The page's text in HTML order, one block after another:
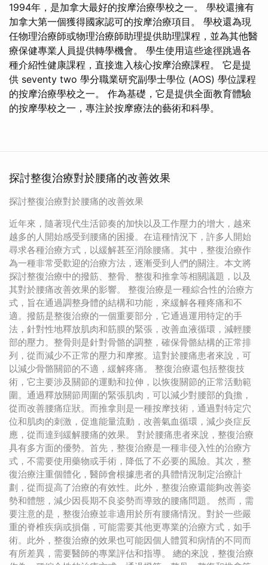
1994年，是加拿大最好的按摩治療學校之一。 學校還擁有
加拿大第一個獲得國家認可的按摩治療項目。 學校還為現
任物理治療師或物理治療師助理提供助理課程，並為其他醫
療保健專業人員提供轉學機會。 學生使用這些途徑跳過各
種介紹性健康課程，直接進入核心按摩治療課程。 它是提
供 seventy two 學分職業研究副學士學位 (AOS) 學位課程
的按摩治療學校之一。 作為基礎，它是提供全面教育體驗
的按摩學校之一，專注於按摩療法的藝術和科學。
探討整復治療對於腰痛的改善效果
探討整復治療對於腰痛的改善效果
近年來，隨著現代生活節奏的加快以及工作壓力的增大，越來
越多的人開始感受到腰痛的困擾。在這種情況下，許多人開始
尋求各種治療方式，以緩解甚至消除腰痛。其中，整復治療作
為一種非常受歡迎的治療方法，逐漸受到人們的關注。本文將
探討整復治療中的撥筋、整骨、整復和推拿等相關議題，以及
其對於腰痛改善效果的影響。 整復治療是一種綜合性的治療方
式，旨在通過調整身體的結構和功能，來緩解各種疼痛和不
適。撥筋是整復治療的一個重要部分，它通過運用特定的手
法，針對性地釋放肌肉和筋膜的緊張，改善血液循環，減輕腰
部的壓力。整骨則是針對骨骼的調整，確保骨骼結構的正常排
列，從而減少不正常的壓力和摩擦。這對於腰痛患者來說，可
以減少骨骼關節的不適，緩解疼痛。 整復治療還包括整復技
術，它主要涉及關節的運動和拉伸，以恢復關節的正常活動範
圍。通過釋放關節周圍的緊張肌肉，可以減少對腰部的負擔，
從而改善腰痛症狀。而推拿則是一種按摩技術，通過對特定穴
位和肌肉的刺激，促進能量流動，改善氣血循環，減少炎症反
應，從而達到緩解腰痛的效果。 對於腰痛患者來說，整復治療
具有多方面的優勢。首先，整復治療是一種非侵入性的治療方
式，不需要使用藥物或手術，降低了不必要的風險。其次，整
復治療注重個體化，醫師會根據患者的具體情況制定治療計
劃，從而提高了治療的有效性。此外，整復治療還能夠改善姿
勢和體態，減少因長期不良姿勢而導致的腰痛問題。 然而，需
要注意的是，整復治療並非適用於所有腰痛情況。對於一些嚴
重的脊椎疾病或損傷，可能需要其他更專業的治療方式，如手
術。此外，整復治療的效果也可能因個人體質和病情的不同而
有所差異，需要醫師的專業評估和指導。 總的來說，整復治療